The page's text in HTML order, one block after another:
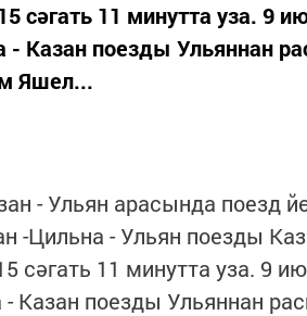
сәгать 11 минутта уза. 9
Казан поезды Ульяннан
Яшел...
- Ульян арасында поезд
-Цильна - Ульян поезды
сәгать 11 минутта уза. 9
Казан поезды Ульяннан